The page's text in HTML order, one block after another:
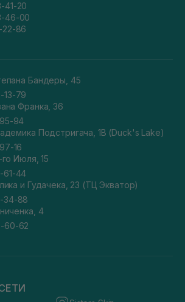
41-20
46-00
22-86
Бандеры, 45
13-79
Франка, 36
94
Подстригача, 1В (Duck's Lake)
16
го Июля, 15
61-44
и Гудачека, 23 (ТЦ Экватор)
34-88
4
60-62